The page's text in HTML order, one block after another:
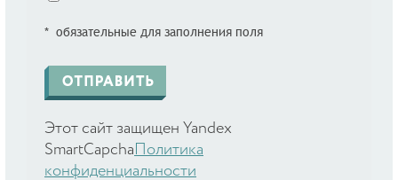
* обязательные для заполнения поля
Этот сайт защищен Yandex
SmartCapcha Политика
конфиденциальности